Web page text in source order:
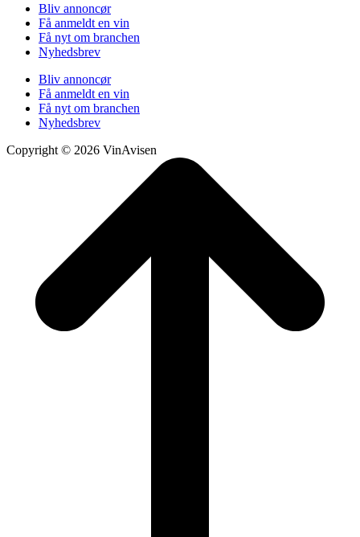
Bliv annoncør
Få anmeldt en vin
Få nyt om branchen
Nyhedsbrev
Bliv annoncør
Få anmeldt en vin
Få nyt om branchen
Nyhedsbrev
Copyright © 2026 VinAvisen